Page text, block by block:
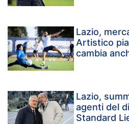
Lazio,
Artistico
cambia
Lazio,
agenti del
Standard